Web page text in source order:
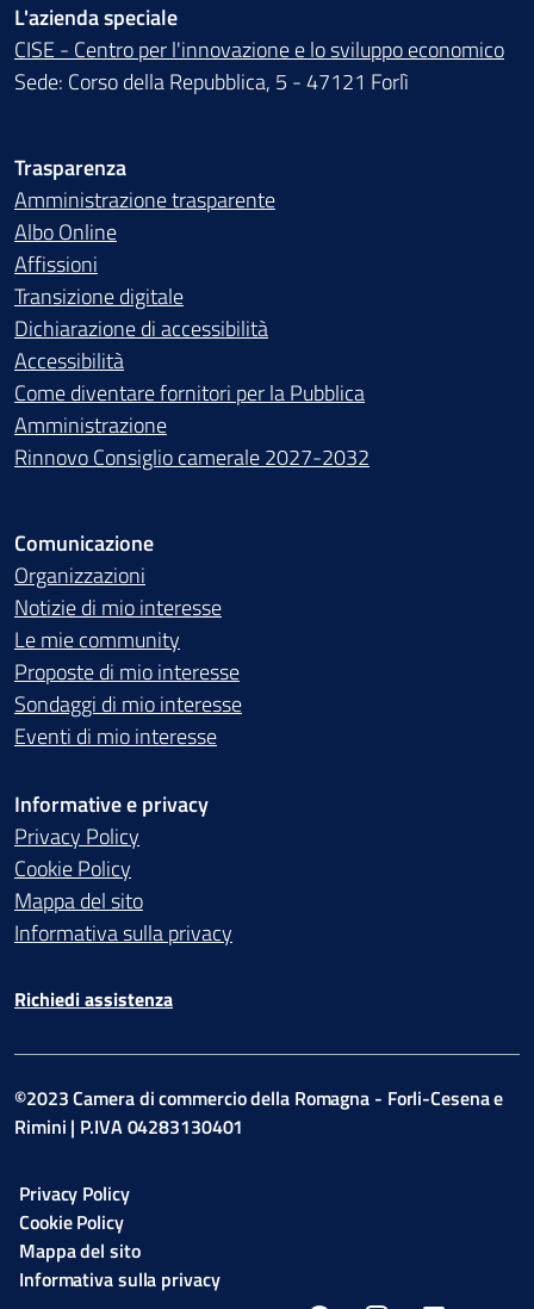
L'azienda speciale
CISE - Centro per l'innovazione e lo sviluppo economico
Sede: Corso della Repubblica, 5 - 47121 Forlì
Trasparenza
Amministrazione trasparente
Albo Online
Affissioni
Transizione digitale
Dichiarazione di accessibilità
Accessibilità
Come diventare fornitori per la Pubblica
Amministrazione
Rinnovo Consiglio camerale 2027-2032
Comunicazione
Organizzazioni
Notizie di mio interesse
Le mie community
Proposte di mio interesse
Sondaggi di mio interesse
Eventi di mio interesse
Informative e privacy
Privacy Policy
Cookie Policy
Mappa del sito
Informativa sulla privacy
Richiedi assistenza
©2023 Camera di commercio della Romagna - Forli-Cesena e
Rimini | P.IVA 04283130401
Privacy Policy
Cookie Policy
Mappa del sito
Informativa sulla privacy